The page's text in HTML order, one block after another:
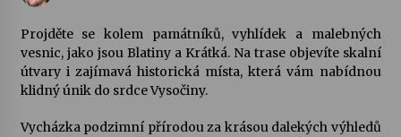
Pozvánka na integrační festival Quijotova
šedesátka: 28. 7.–1. 8. 2026
Projděte se kolem památníků, vyhlídek a malebných
vesnic, jako jsou Blatiny a Krátká. Na trase objevíte skalní
útvary i zajímavá historická místa, která vám nabídnou
klidný únik do srdce Vysočiny.
Vycházka podzimní přírodou za krásou dalekých výhledů